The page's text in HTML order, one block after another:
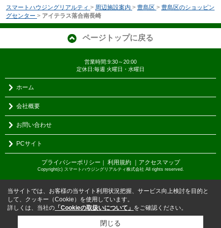
スマートハウジングリアルティ > 周辺施設案内 > 豊島区 > 豊島区のショッピン
グセンター > アイテラス落合南長崎
ページトップに戻る
営業時間:9:30～20:00
定休日:毎週 火曜日・水曜日
ホーム
会社概要
お問い合わせ
PCサイト
プライバシーポリシー 利用規約 ｜アクセスマップ
Copyright(c) スマートハウジングリアルティ株式会社 All rights reserved.
当サイトでは、お客様の当サイト利用状況把握、サービス向上検討を目的と
して、クッキー（Cookie）を使用しています。
詳しくは、当社の 「Cookieの取扱いについて」 をご確認ください。
閉じる